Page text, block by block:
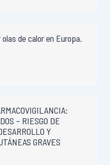
de calor en Europa.
– RIESGO DE
Y
GRAVES